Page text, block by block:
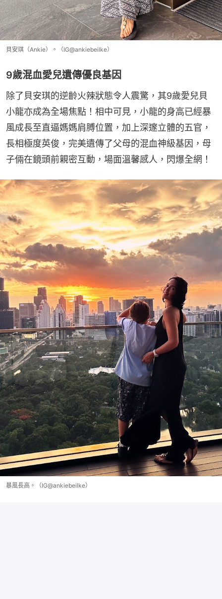
貝安琪（Ankie）。（IG@ankiebeilke）
9歲混血愛兒遺傳優良基因
除了貝安琪的逆齡火辣狀態令人震驚，其9歲愛兒貝
小龍亦成為全場焦點！相中可見，小龍的身高已經暴
風成長至直逼媽媽肩膊位置，加上深邃立體的五官，
長相極度英俊，完美遺傳了父母的混血神級基因，母
子倆在鏡頭前親密互動，場面溫馨感人，閃爆全網！
暴風長高。（IG@ankiebeilke）